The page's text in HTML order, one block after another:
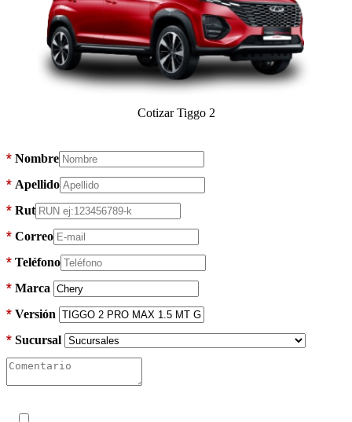
Cotizar Tiggo 2
* Nombre
* Apellido
* Rut
* Correo
* Teléfono
Marca
Versión
Sucursal